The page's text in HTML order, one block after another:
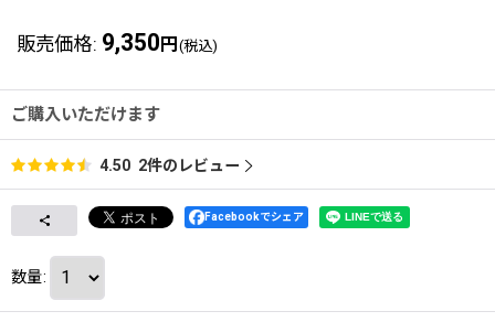
販売価格: 9,350 円 (税込)
ご購入いただけます
4.50 2件のレビュー
Facebookでシェア
数量: